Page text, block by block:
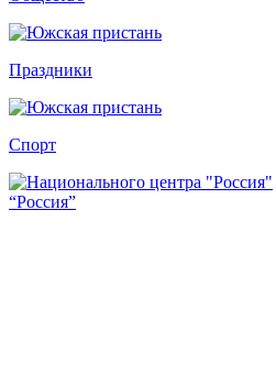
Праздники
Спорт
“Россия”